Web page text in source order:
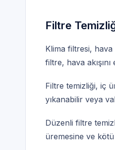
Filtre
Klima filtresi, hava
filtre, hava
Filtre temizliği, iç
yıkanabilir veya
Düzenli filtre
üremesine ve